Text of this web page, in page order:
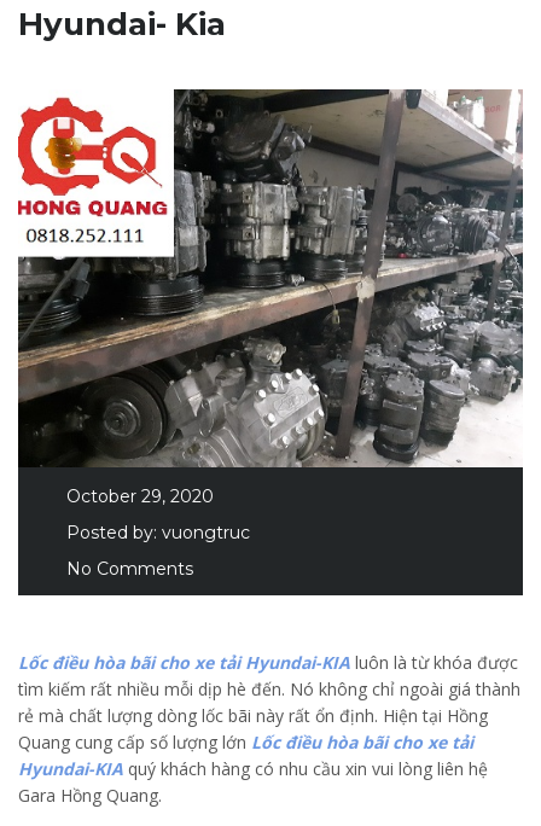
Hyundai- Kia
October 29, 2020
Posted by: vuongtruc
No Comments
Lốc điều hòa bãi cho xe tải Hyundai-KIA luôn là từ khóa được
tìm kiếm rất nhiều mỗi dịp hè đến. Nó không chỉ ngoài giá thành
rẻ mà chất lượng dòng lốc bãi này rất ổn định. Hiện tại Hồng
Quang cung cấp số lượng lớn Lốc điều hòa bãi cho xe tải
Hyundai-KIA quý khách hàng có nhu cầu xin vui lòng liên hệ
Gara Hồng Quang.